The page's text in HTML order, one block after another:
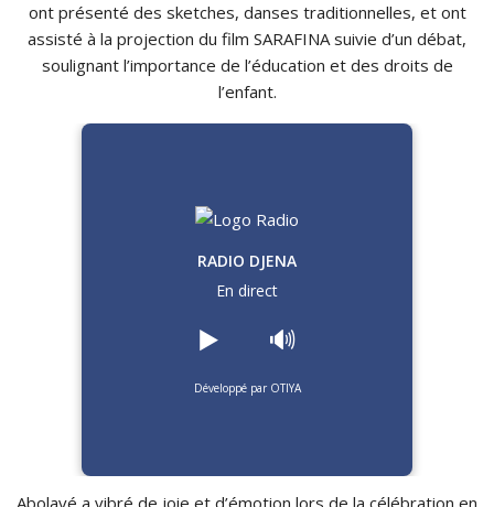
ont présenté des sketches, danses traditionnelles, et ont
assisté à la projection du film SARAFINA suivie d’un débat,
soulignant l’importance de l’éducation et des droits de
l’enfant.
RADIO DJENA
En direct
▶️ 🔊
Développé par OTIYA